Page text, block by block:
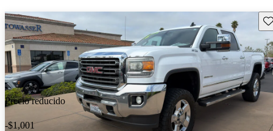
Precio reducido
-$1,001